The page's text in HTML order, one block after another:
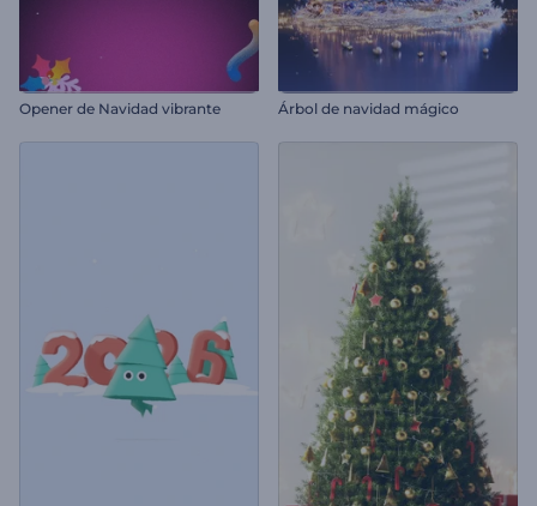
Opener de Navidad vibrante Árbol de navidad mágico